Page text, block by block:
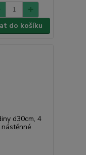
do košíku